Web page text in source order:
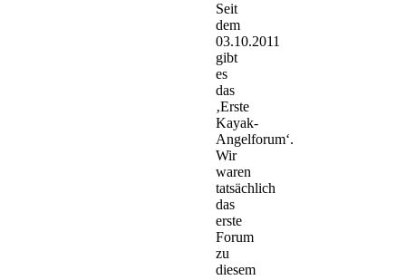
Seit
dem
03.10.2011
gibt
es
das
‚Erste
Kayak-
Angelforum‘.
Wir
waren
tatsächlich
das
erste
Forum
zu
diesem